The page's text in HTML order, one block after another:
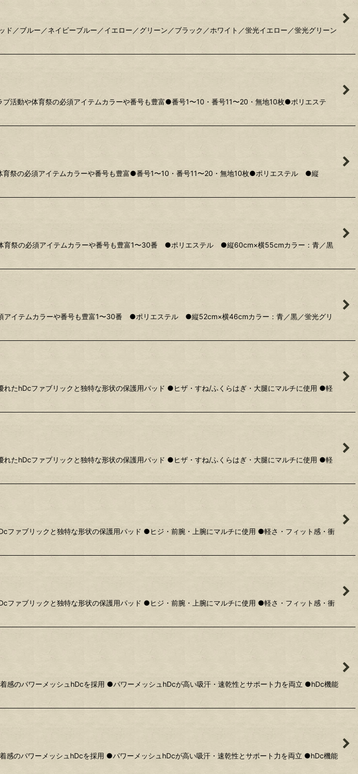
／ブルー／ネイビーブルー／イエロー／グリーン／ブラック／ホワイト／蛍光イエロー／蛍光グリーン
活動や体育祭の必須アイテムカラーや番号も豊富●番号1〜10・番号11〜20・無地10枚●ポリエステ
祭の必須アイテムカラーや番号も豊富●番号1〜10・番号11〜20・無地10枚●ポリエステル ●縦
育祭の必須アイテムカラーや番号も豊富1〜30番 ●ポリエステル ●縦60cm×横55cmカラー：青／黒
アイテムカラーや番号も豊富1〜30番 ●ポリエステル ●縦52cm×横46cmカラー：青／黒／蛍光グリ
たhDcファブリックと独特な形状の保護用パッド ●ヒザ・すね/ふくらはぎ・大腿にマルチに使用 ●軽
たhDcファブリックと独特な形状の保護用パッド ●ヒザ・すね/ふくらはぎ・大腿にマルチに使用 ●軽
ファブリックと独特な形状の保護用パッド ●ヒジ・前腕・上腕にマルチに使用 ●軽さ・フィット感・衝
ファブリックと独特な形状の保護用パッド ●ヒジ・前腕・上腕にマルチに使用 ●軽さ・フィット感・衝
のパワーメッシュhDcを採用 ●パワーメッシュhDcが高い吸汗・速乾性とサポート力を両立 ●hDc機能
のパワーメッシュhDcを採用 ●パワーメッシュhDcが高い吸汗・速乾性とサポート力を両立 ●hDc機能